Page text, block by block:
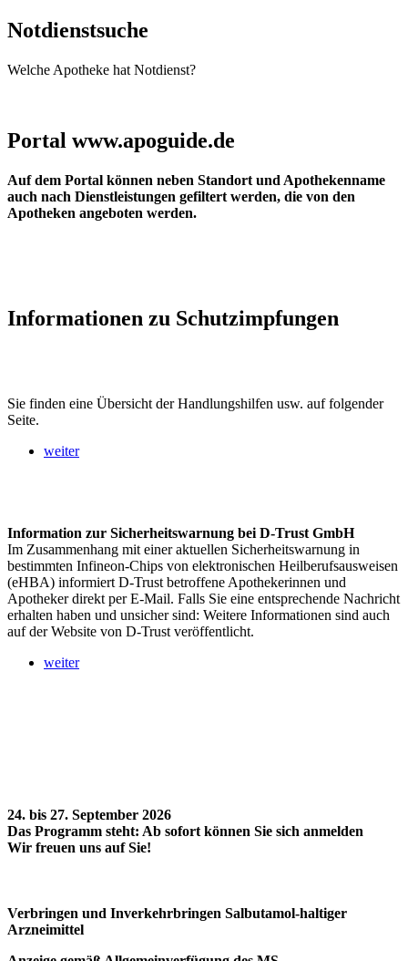
Notdienstsuche
Welche Apotheke hat Notdienst?
Portal www.apoguide.de
Auf dem Portal können neben Standort und Apothekenname
auch nach Dienstleistungen gefiltert werden, die von den
Apotheken angeboten werden.
Informationen zu Schutzimpfungen
Sie finden eine Übersicht der Handlungshilfen usw. auf folgender
Seite.
weiter
Information zur Sicherheitswarnung bei D-Trust GmbH
Im Zusammenhang mit einer aktuellen Sicherheitswarnung in
bestimmten Infineon-Chips von elektronischen Heilberufsausweisen
(eHBA) informiert D-Trust betroffene Apothekerinnen und
Apotheker direkt per E-Mail. Falls Sie eine entsprechende Nachricht
erhalten haben und unsicher sind: Weitere Informationen sind auch
auf der Website von D-Trust veröffentlicht.
weiter
24. bis 27. September 2026
Das Programm steht: Ab sofort können Sie sich anmelden
Wir freuen uns auf Sie!
Verbringen und Inverkehrbringen Salbutamol-haltiger
Arzneimittel